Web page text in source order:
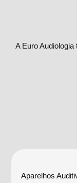
A Euro
Aparelhos